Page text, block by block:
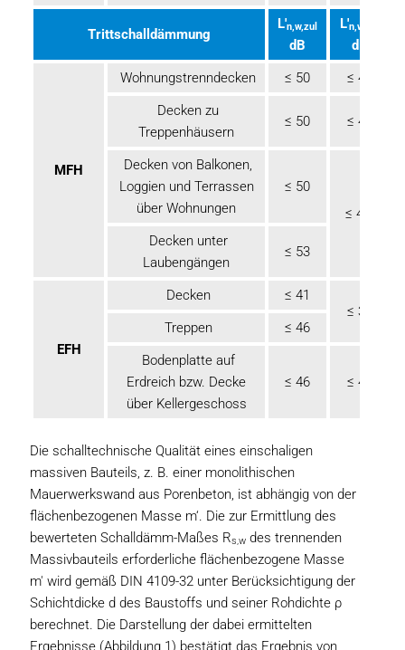
Trittschalldämmung
L'n,w,zul
dB
L'n,w,zul
dB
MFH
Wohnungstrenndecken ≤ 50
≤ 46
Decken zu
Treppenhäusern
≤ 50 ≤ 46
Decken von Balkonen,
Loggien und Terrassen
über Wohnungen
≤ 50
≤ 49
Decken unter
Laubengängen
≤ 53
EFH
Decken
≤ 41
≤ 38
Treppen
≤ 46
Bodenplatte auf
Erdreich bzw. Decke
über Kellergeschoss
≤ 46 ≤ 41
Die schalltechnische Qualität eines einschaligen
massiven Bauteils, z. B. einer monolithischen
Mauerwerkswand aus Porenbeton, ist abhängig von der
flächenbezogenen Masse m‘. Die zur Ermittlung des
bewerteten Schalldämm-Maßes Rs,w des trennenden
Massivbauteils erforderliche flächenbezogene Masse
m' wird gemäß DIN 4109-32 unter Berücksichtigung der
Schichtdicke d des Baustoffs und seiner Rohdichte ρ
berechnet. Die Darstellung der dabei ermittelten
Ergebnisse (Abbildung 1) bestätigt das Ergebnis von